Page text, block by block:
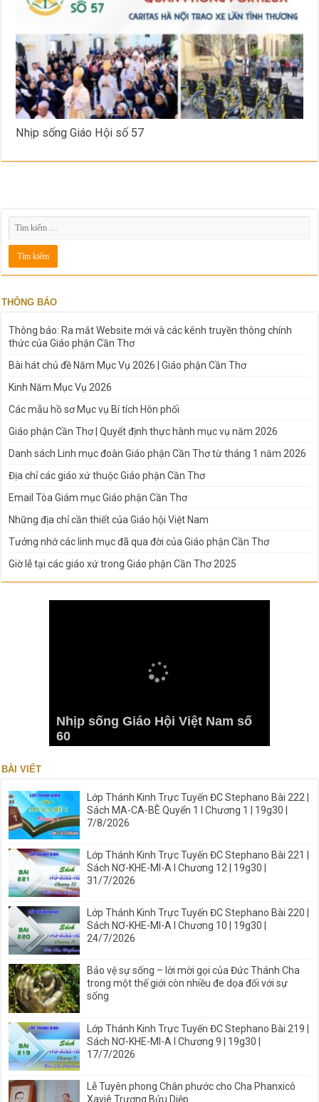
Nhịp sống Giáo Hội số 57
THÔNG BÁO
Thông báo: Ra mắt Website mới và các kênh truyền thông chính
thức của Giáo phận Cần Thơ
Bài hát chủ đề Năm Mục Vụ 2026 | Giáo phận Cần Thơ
Kinh Năm Mục Vụ 2026
Các mẫu hồ sơ Mục vụ Bí tích Hôn phối
Giáo phận Cần Thơ | Quyết định thực hành mục vụ năm 2026
Danh sách Linh mục đoàn Giáo phận Cần Thơ từ tháng 1 năm 2026
Địa chỉ các giáo xứ thuộc Giáo phận Cần Thơ
Email Tòa Giám mục Giáo phận Cần Thơ
Những địa chỉ cần thiết của Giáo hội Việt Nam
Tưởng nhớ các linh mục đã qua đời của Giáo phận Cần Thơ
Giờ lễ tại các giáo xứ trong Giáo phận Cần Thơ 2025
Nhịp sống Giáo Hội Việt Nam số
60
BÀI VIẾT
Lớp Thánh Kinh Trực Tuyến ĐC Stephano Bài 222 |
Sách MA-CA-BÊ Quyển 1 I Chương 1 | 19g30 |
7/8/2026
Lớp Thánh Kinh Trực Tuyến ĐC Stephano Bài 221 |
Sách NƠ-KHE-MI-A I Chương 12 | 19g30 |
31/7/2026
Lớp Thánh Kinh Trực Tuyến ĐC Stephano Bài 220 |
Sách NƠ-KHE-MI-A I Chương 10 | 19g30 |
24/7/2026
Bảo vệ sự sống – lời mời gọi của Đức Thánh Cha
trong một thế giới còn nhiều đe dọa đối với sự
sống
Lớp Thánh Kinh Trực Tuyến ĐC Stephano Bài 219 |
Sách NƠ-KHE-MI-A I Chương 9 | 19g30 |
17/7/2026
Lễ Tuyên phong Chân phước cho Cha Phanxicô
Xaviê Trương Bửu Diệp